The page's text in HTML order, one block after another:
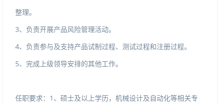
整理。
3、负责开展产品风险管理活动。
4、负责参与及支持产品试制过程、测试过程和注册过程。
5、完成上级领导安排的其他工作。
任职要求：1、硕士及以上学历，机械设计及自动化等相关专